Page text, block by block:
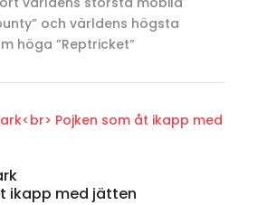
och världens högsta
höga ”Reptricket”
ikapp med jätten